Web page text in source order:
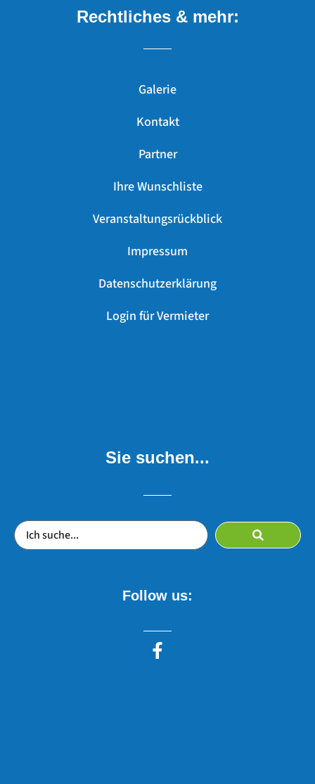
Rechtliches & mehr:
Galerie
Kontakt
Partner
Ihre Wunschliste
Veranstaltungsrückblick
Impressum
Datenschutzerklärung
Login für Vermieter
Sie suchen...
Follow us: